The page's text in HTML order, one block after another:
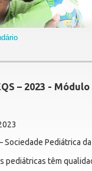
– 2023 - Módulo
Sociedade Pediátrica
pediátricas têm